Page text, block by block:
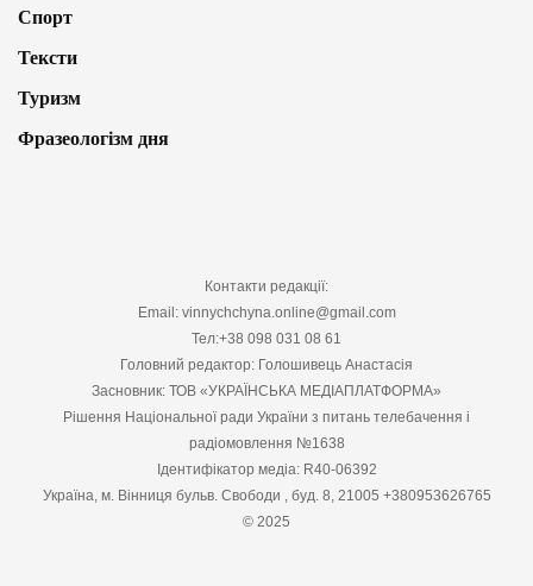
Спорт
Тексти
Туризм
Фразеологізм дня
Контакти редакції:
Email: vinnychchyna.online@gmail.com
Тел:+38 098 031 08 61
Головний редактор: Голошивець Анастасія
Засновник: ТОВ «УКРАЇНСЬКА МЕДІАПЛАТФОРМА»
Рішення Національної ради України з питань телебачення і
радіомовлення №1638
Ідентифікатор медіа: R40-06392
Україна, м. Вінниця бульв. Свободи , буд. 8, 21005 +380953626765
© 2025